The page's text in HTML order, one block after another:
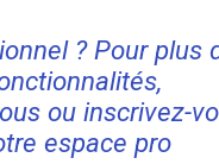
? Pour plus
ou inscrivez-
espace pro